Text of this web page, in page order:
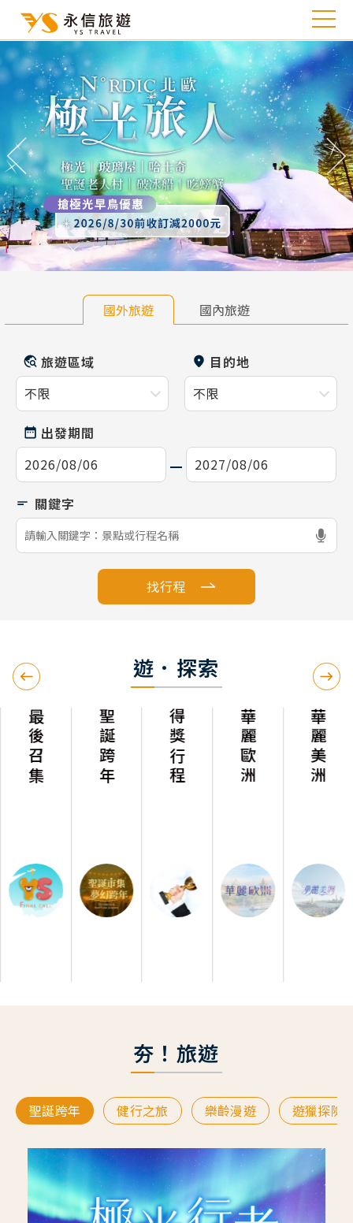
往前 往
國外旅遊 國內旅遊
旅遊區域 目的地
出發期間
找行程
遊．探索
最後召集 聖誕跨年 得獎行程 華麗歐洲 華麗美洲
夯！旅遊
聖誕跨年 健行之旅 樂齡漫遊 遊獵探險